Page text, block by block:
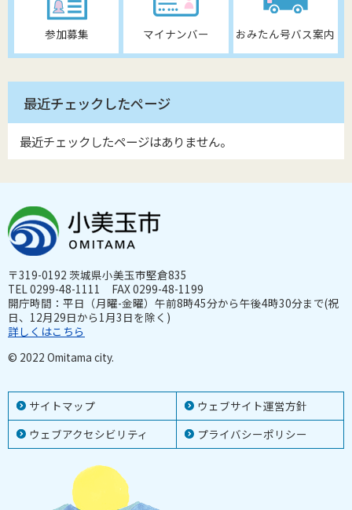
参加募集 マイナンバー おみたん号バス案内
最近チェックしたページ
最近チェックしたページはありません。
サイトマップ
ウェブサイト運営方針
ウェブアクセシビリティ
プライバシーポリシー
〒319-0192 茨城県小美玉市堅倉835
TEL 0299-48-1111 FAX 0299-48-1199
開庁時間：平日（月曜-金曜）午前8時45分から午後4時30分まで(祝
日、12月29日から1月3日を除く)
詳しくはこちら
© 2022 Omitama city.